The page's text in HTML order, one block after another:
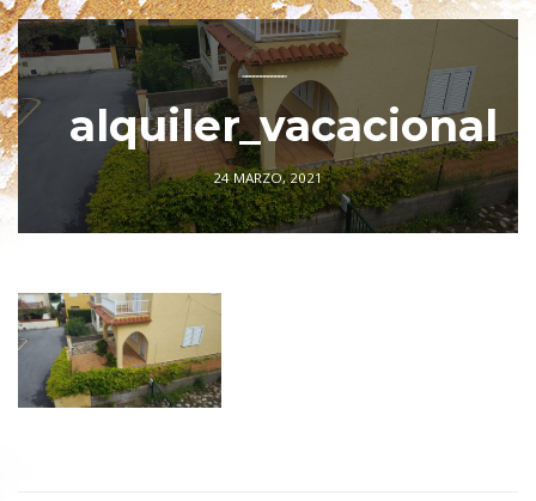
––––––––––––
alquiler_vacacional
24 MARZO, 2021